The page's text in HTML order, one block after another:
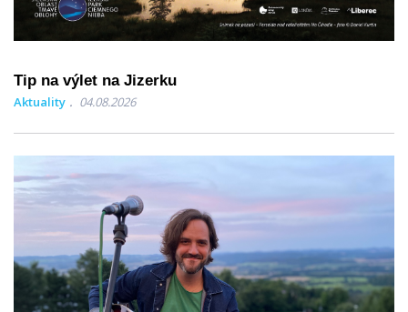
Tip na výlet na Jizerku
Aktuality 04.08.2026